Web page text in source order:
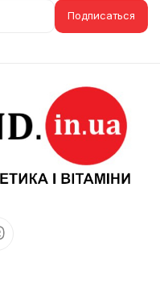
Подписаться